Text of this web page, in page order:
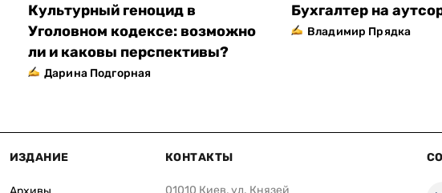
Культурный геноцид в
Уголовном кодексе: возможно
ли и каковы перспективы?
Дарина Подгорная
Бухгалтер на
Владимир Прядка
ИЗДАНИЕ КОНТАКТЫ
01010 Киев, ул. Князей